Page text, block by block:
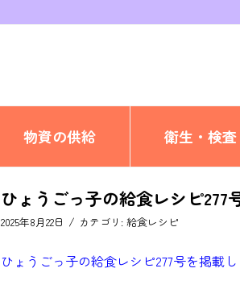
物資の供給 衛生・検査
ひょうごっ子の給食レシピ277
2025年8月22日 / カテゴリ:給食レシピ
ひょうごっ子の給食レシピ277号を掲載し